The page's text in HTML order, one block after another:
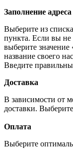
Заполнение адреса
Выберите из
пункта. Если вы
выберите
название своего
Введите
Доставка
В зависимости от
доставки.
Оплата
Выберите